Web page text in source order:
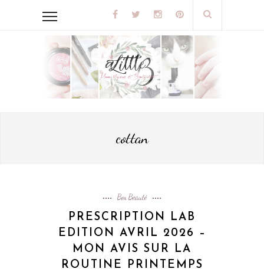
cottan
Box Beauté
PRESCRIPTION LAB
EDITION AVRIL 2026 –
MON AVIS SUR LA
ROUTINE PRINTEMPS